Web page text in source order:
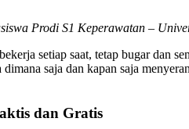
Prodi S1 Keperawatan –
setiap saat, tetap bugar dan
saja dan kapan saja
dan Gratis